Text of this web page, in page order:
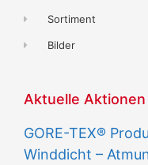
Sortiment
Bilder
Aktuelle Aktionen
GORE-TEX®
Winddicht –